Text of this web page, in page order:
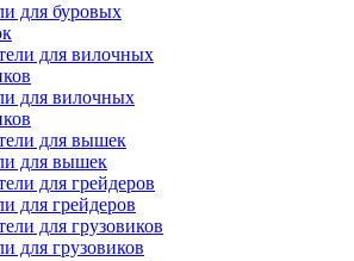
для буровых
для вилочных
для вышек
для грейдеров
для грузовиков